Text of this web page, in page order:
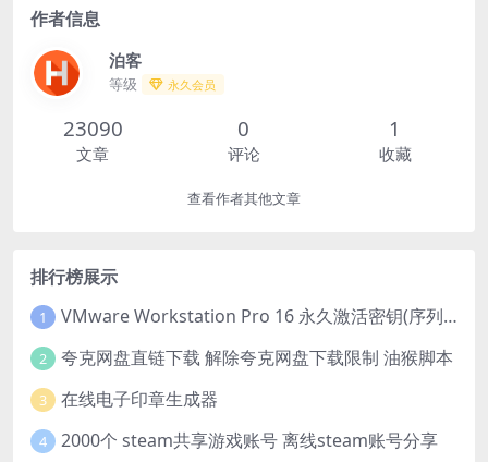
作者信息
泊客
等级 永久会员
23090
文章
0
评论
1
收藏
查看作者其他文章
排行榜展示
1 VMware Workstation Pro 16 永久激活密钥(序列号)
2 夸克网盘直链下载 解除夸克网盘下载限制 油猴脚本
3 在线电子印章生成器
4 2000个 steam共享游戏账号 离线steam账号分享